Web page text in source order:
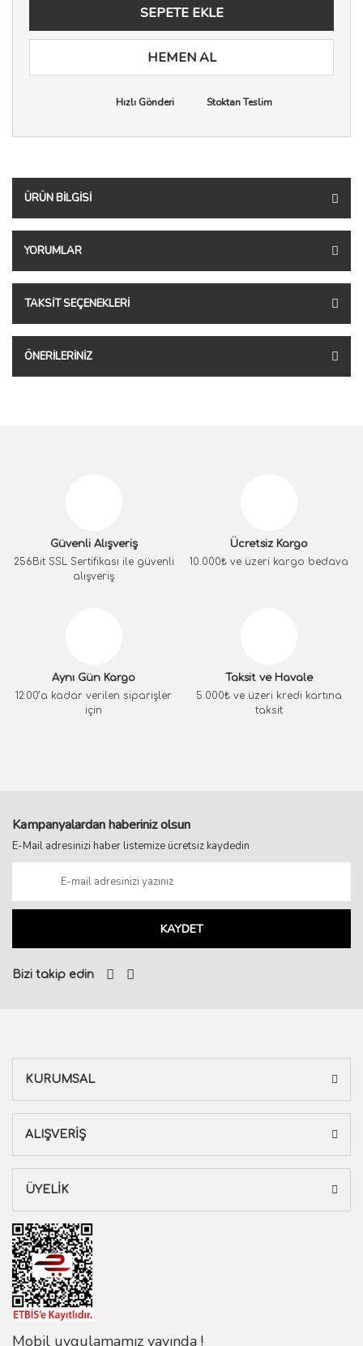
SEPETE EKLE
HEMEN AL
Hızlı Gönderi Stoktan Teslim
ÜRÜN BILGISI
YORUMLAR
TAKSIT SEÇENEKLERI
ÖNERILERINIZ
Güvenli Alışveriş
256Bit SSL Sertifikası ile güvenli
alışveriş
Ücretsiz Kargo
10.000₺ ve üzeri kargo bedava
Aynı Gün Kargo
12:00’a kadar verilen siparişler
için
Taksit ve Havale
5.000₺ ve üzeri kredi kartına
taksit
Kampanyalardan haberiniz olsun
E-Mail adresinizi haber listemize ücretsiz kaydedin
KAYDET
Bizi takip edin
KURUMSAL
ALIŞVERİŞ
ÜYELİK
Mobil uygulamamız yayında !